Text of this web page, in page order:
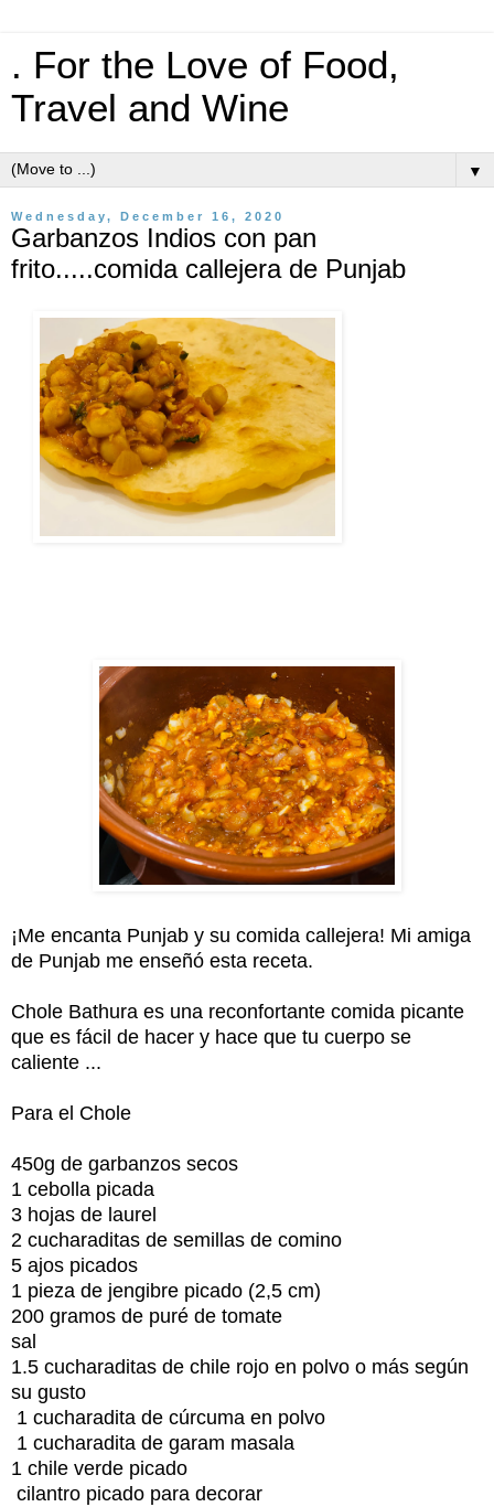
. For the Love of Food,
Travel and Wine
▼
Wednesday, December 16, 2020
Garbanzos Indios con pan
frito.....comida callejera de Punjab
¡Me encanta Punjab y su comida callejera! Mi amiga
de Punjab me enseñó esta receta.
Chole Bathura es una reconfortante comida picante
que es fácil de hacer y hace que tu cuerpo se
caliente ...
Para el Chole
450g de garbanzos secos
1 cebolla picada
3 hojas de laurel
2 cucharaditas de semillas de comino
5 ajos picados
1 pieza de jengibre picado (2,5 cm)
200 gramos de puré de tomate
sal
1.5 cucharaditas de chile rojo en polvo o más según
su gusto
1 cucharadita de cúrcuma en polvo
1 cucharadita de garam masala
1 chile verde picado
cilantro picado para decorar